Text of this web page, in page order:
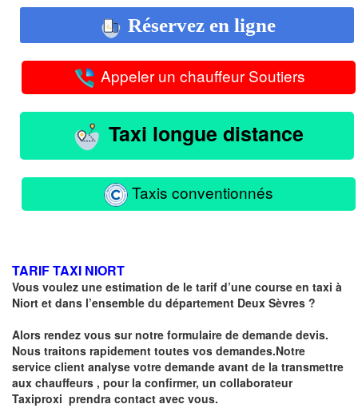
Réservez en ligne
Appeler un chauffeur Soutiers
Taxi longue distance
Taxis conventionnés
TARIF TAXI NIORT
Vous voulez une estimation de le tarif d’une course en taxi à
Niort et dans l’ensemble du département Deux Sèvres ?
Alors rendez vous sur notre formulaire de demande devis.
Nous traitons rapidement toutes vos demandes.Notre
service client analyse votre demande avant de la transmettre
aux chauffeurs , pour la confirmer, un collaborateur
Taxiproxi prendra contact avec vous.